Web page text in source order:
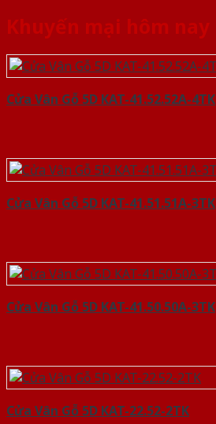
Khuyến mại hôm nay
Cửa Vân Gỗ 5D KAT-41.52.52A-4TK
Cửa Vân Gỗ 5D KAT-41.51.51A-3TK
Cửa Vân Gỗ 5D KAT-41.50.50A-3TK
Cửa Vân Gỗ 5D KAT-22.52-2TK